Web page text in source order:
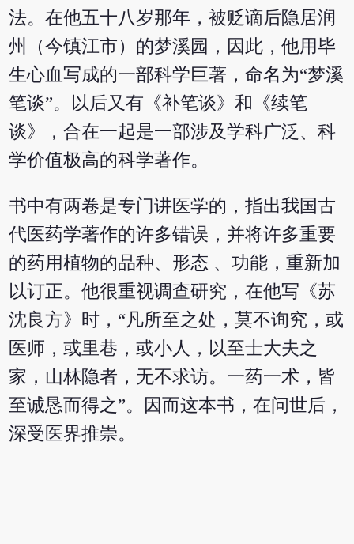
法。在他五十八岁那年，被贬谪后隐居润
州（今镇江市）的梦溪园，因此，他用毕
生心血写成的一部科学巨著，命名为“梦溪
笔谈”。以后又有《补笔谈》和《续笔
谈》，合在一起是一部涉及学科广泛、科
学价值极高的科学著作。
书中有两卷是专门讲医学的，指出我国古
代医药学著作的许多错误，并将许多重要
的药用植物的品种、形态 、功能，重新加
以订正。他很重视调查研究，在他写《苏
沈良方》时，“凡所至之处，莫不询究，或
医师，或里巷，或小人，以至士大夫之
家，山林隐者，无不求访。一药一术，皆
至诚恳而得之”。因而这本书，在问世后，
深受医界推崇。